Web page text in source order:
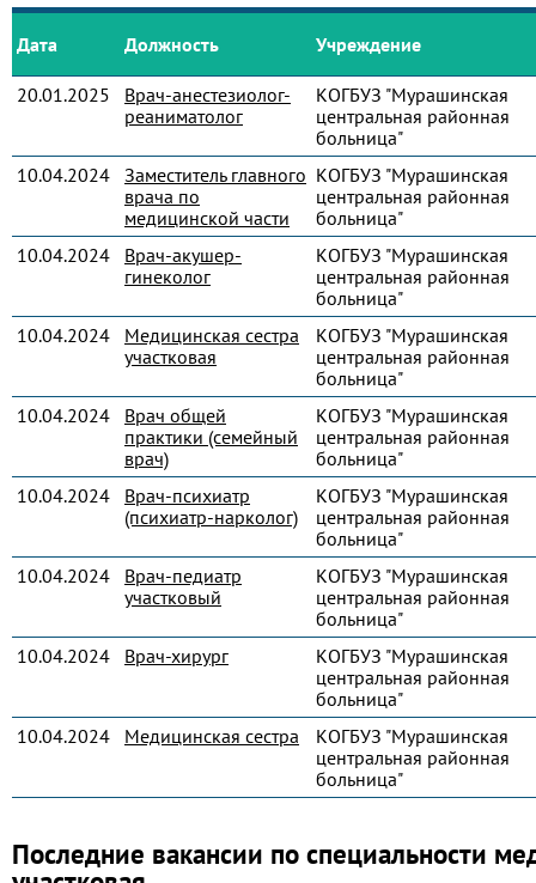
Дата Должность Учреждение
20.01.2025
Врач-анестезиолог-
реаниматолог
КОГБУЗ "Мурашинская
центральная районная
больница"
10.04.2024 Заместитель главного
врача по
медицинской части
КОГБУЗ "Мурашинская
центральная районная
больница"
10.04.2024
Врач-акушер-
гинеколог
КОГБУЗ "Мурашинская
центральная районная
больница"
10.04.2024
Медицинская сестра
участковая
КОГБУЗ "Мурашинская
центральная районная
больница"
10.04.2024
Врач общей
практики (семейный
врач)
КОГБУЗ "Мурашинская
центральная районная
больница"
10.04.2024
Врач-психиатр
(психиатр-нарколог)
КОГБУЗ "Мурашинская
центральная районная
больница"
10.04.2024
Врач-педиатр
участковый
КОГБУЗ "Мурашинская
центральная районная
больница"
10.04.2024
Врач-хирург
КОГБУЗ "Мурашинская
центральная районная
больница"
10.04.2024
Медицинская сестра
КОГБУЗ "Мурашинская
центральная районная
больница"
Последние вакансии по специальности